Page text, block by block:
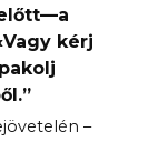
kérj
–